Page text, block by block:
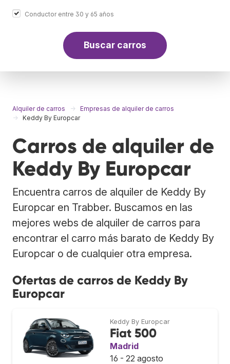
Conductor entre 30 y 65 años
Buscar carros
Alquiler de carros
Empresas de alquiler de carros
Keddy By Europcar
Carros de alquiler de
Keddy By Europcar
Encuentra carros de alquiler de Keddy By
Europcar en Trabber. Buscamos en las
mejores webs de alquiler de carros para
encontrar el carro más barato de Keddy By
Europcar o de cualquier otra empresa.
Ofertas de carros de Keddy By
Europcar
Keddy By Europcar
Fiat 500
Madrid
16 - 22 agosto